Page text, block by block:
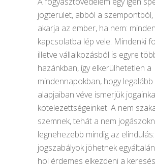
jogterület, abból a szempontból,
akarja az ember, ha nem:
kapcsolatba lép vele. Mindenki
illetve vállalkozásból is egyre
hazánkban, így elkerülhetetlen a
mindennapokban, hogy legalább
alapjaiban véve ismerjük
kötelezettségeinket. A nem
szemnek, tehát a nem
legnehezebb mindig az
jogszabályok jöhetnek
hol érdemes elkezdeni a